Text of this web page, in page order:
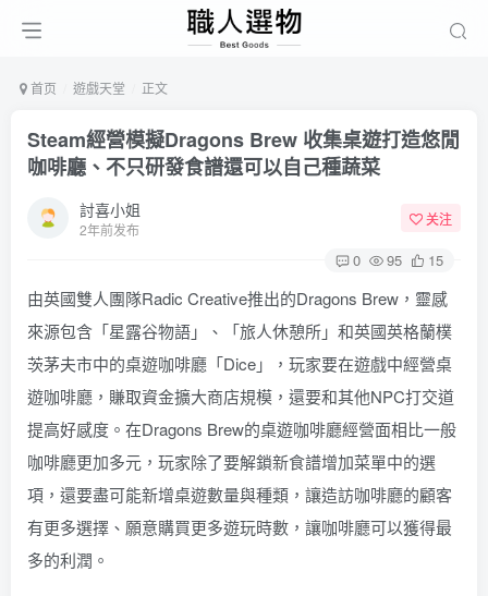
首页 遊戲天堂 正文
Steam經營模擬Dragons Brew 收集桌遊打造悠閒
咖啡廳、不只研發食譜還可以自己種蔬菜
討喜小姐
2年前发布
关注
0 95 15
由英國雙人團隊Radic Creative推出的Dragons Brew，靈感
來源包含「星露谷物語」、「旅人休憩所」和英國英格蘭樸
茨茅夫市中的桌遊咖啡廳「Dice」，玩家要在遊戲中經營桌
遊咖啡廳，賺取資金擴大商店規模，還要和其他NPC打交道
提高好感度。在Dragons Brew的桌遊咖啡廳經營面相比一般
咖啡廳更加多元，玩家除了要解鎖新食譜增加菜單中的選
項，還要盡可能新增桌遊數量與種類，讓造訪咖啡廳的顧客
有更多選擇、願意購買更多遊玩時數，讓咖啡廳可以獲得最
多的利潤。